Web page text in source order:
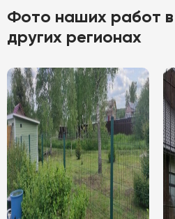
Фото наших работ в
других регионах